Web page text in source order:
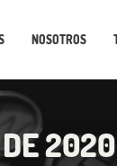
NOSOTROS
2020